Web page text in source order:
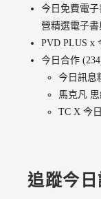
今日免費電
營精選電子書
PVD PLUS x
今日合作
今日訊息
馬克凡
TC X 今
追蹤今日